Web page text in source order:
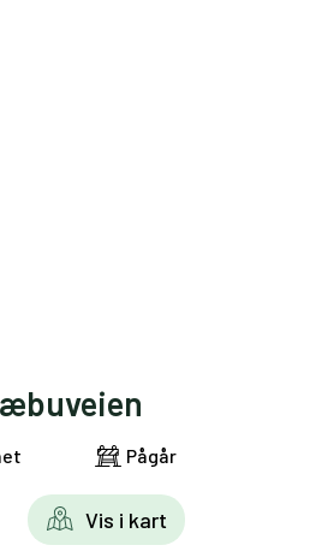
Pågår
Vis i kart